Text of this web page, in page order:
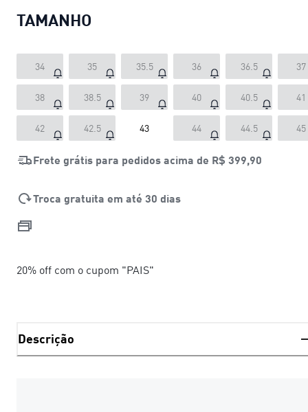
TAMANHO
34 35 35.5 36 36.5 37
38 38.5 39 40 40.5 41
42 42.5 43 44 44.5 45
Frete grátis para pedidos acima de R$ 399,90
Troca gratuita em até 30 dias
20% off com o cupom "PAIS"
Descrição